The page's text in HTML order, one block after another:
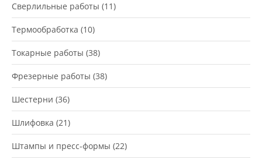
Сверлильные работы (11)
Термообработка (10)
Токарные работы (38)
Фрезерные работы (38)
Шестерни (36)
Шлифовка (21)
Штампы и пресс-формы (22)